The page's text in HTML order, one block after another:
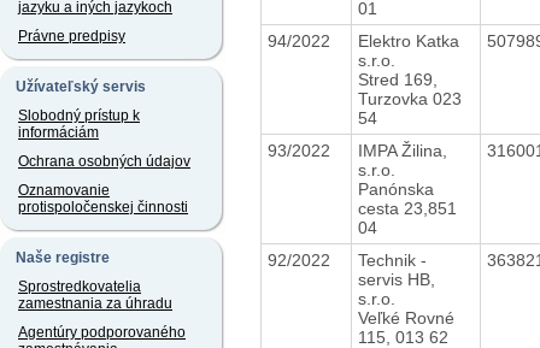
jazyku a iných jazykoch
Právne predpisy
Užívateľský servis
Slobodný prístup k
informáciám
Ochrana osobných údajov
Oznamovanie
protispoločenskej činnosti
Naše registre
Sprostredkovatelia
zamestnania za úhradu
Agentúry podporovaného
01
94/2022
Elektro Katka
s.r.o.
Stred 169,
Turzovka 023
54
93/2022
IMPA Žilina,
s.r.o.
Panónska
cesta 23,851
04
92/2022
Technik -
servis HB,
s.r.o.
Veľké Rovné
115, 013 62